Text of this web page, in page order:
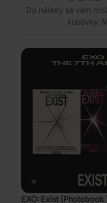
Do nálady sa vám
kusovky.
EXO: Exist (Photobook